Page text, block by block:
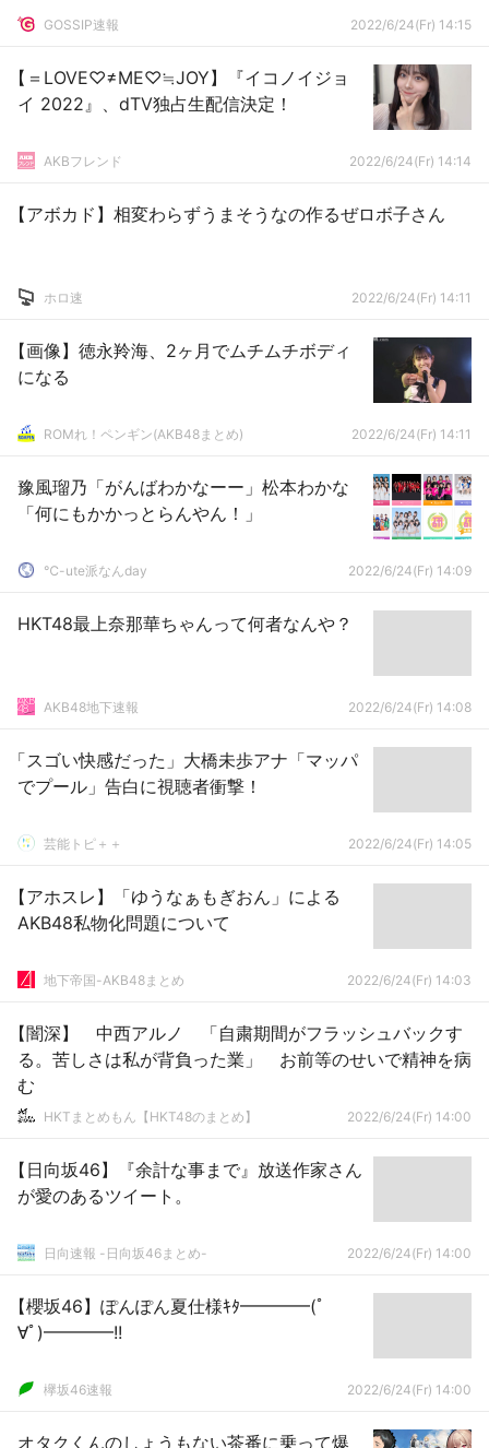
GOSSIP速報 2022/6/24(Fr) 14:15
【＝LOVE♡≠ME♡≒JOY】『イコノイジョ
イ 2022』、dTV独占生配信決定！
AKBフレンド 2022/6/24(Fr) 14:14
【アボカド】相変わらずうまそうなの作るぜロボ子さん
ホロ速 2022/6/24(Fr) 14:11
【画像】徳永羚海、2ヶ月でムチムチボディ
になる
ROMれ！ペンギン(AKB48まとめ) 2022/6/24(Fr) 14:11
豫風瑠乃「がんばわかなーー」松本わかな
「何にもかかっとらんやん！」
℃-ute派なんday 2022/6/24(Fr) 14:09
HKT48最上奈那華ちゃんって何者なんや？
AKB48地下速報 2022/6/24(Fr) 14:08
「スゴい快感だった」大橋未歩アナ「マッパ
でプール」告白に視聴者衝撃！
芸能トピ＋＋ 2022/6/24(Fr) 14:05
【アホスレ】「ゆうなぁもぎおん」による
AKB48私物化問題について
地下帝国-AKB48まとめ 2022/6/24(Fr) 14:03
【闇深】 中西アルノ 「自粛期間がフラッシュバックす
る。苦しさは私が背負った業」 お前等のせいで精神を病
む
HKTまとめもん【HKT48のまとめ】 2022/6/24(Fr) 14:00
【日向坂46】『余計な事まで』放送作家さん
が愛のあるツイート。
日向速報 -日向坂46まとめ- 2022/6/24(Fr) 14:00
【櫻坂46】ぽんぽん夏仕様ｷﾀ━━━━(ﾟ
∀ﾟ)━━━━!!
欅坂46速報 2022/6/24(Fr) 14:00
オタクくんのしょうもない茶番に乗って爆